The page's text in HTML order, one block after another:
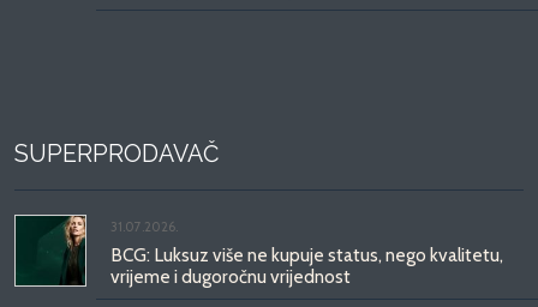
SUPERPRODAVAČ
31.07.2026.
BCG: Luksuz više ne kupuje status, nego kvalitetu,
vrijeme i dugoročnu vrijednost